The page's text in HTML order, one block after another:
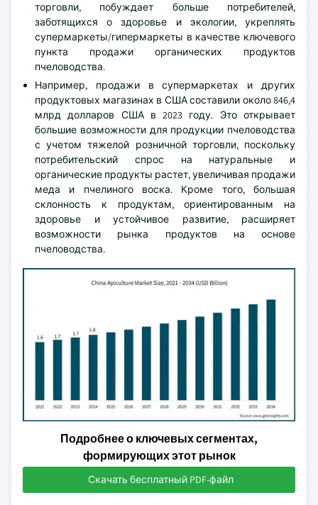
торговли, побуждает больше потребителей,
заботящихся о здоровье и экологии, укреплять
супермаркеты/гипермаркеты в качестве ключевого
пункта продажи органических продуктов
пчеловодства.
Например, продажи в супермаркетах и других
продуктовых магазинах в США составили около 846,4
млрд долларов США в 2023 году. Это открывает
большие возможности для продукции пчеловодства
с учетом тяжелой розничной торговли, поскольку
потребительский спрос на натуральные и
органические продукты растет, увеличивая продажи
меда и пчелиного воска. Кроме того, большая
склонность к продуктам, ориентированным на
здоровье и устойчивое развитие, расширяет
возможности рынка продуктов на основе
пчеловодства.
Подробнее о ключевых сегментах,
формирующих этот рынок
Скачать бесплатный PDF-файл